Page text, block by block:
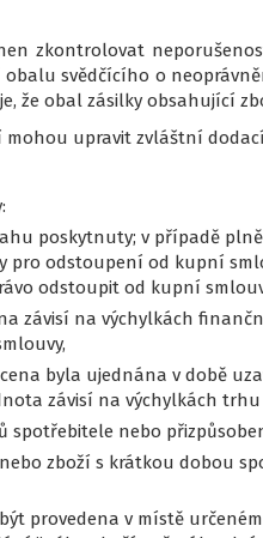
zkontrolovat
svědčícího o
že obal zásilky obsahující
upravit zvláštní
poskytnuty; v případě
odstoupení od kupní
odstoupit od kupní
závisí na výchylkách
byla ujednána v době
závisí na výchylkách
spotřebitele nebo
zboží s krátkou dobou
provedena v místě